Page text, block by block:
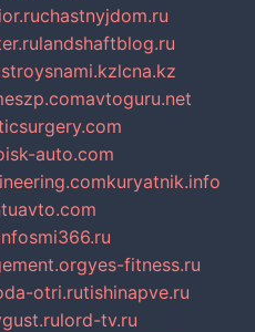
chastnyjdom.ru
landshaftblog.ru
stroysnami.kzlcna.kz
avtoguru.net
auto.com
kuryatnik.info
smi366.ru
yes-fitness.ru
otri.rutishinapve.ru
lord-tv.ru